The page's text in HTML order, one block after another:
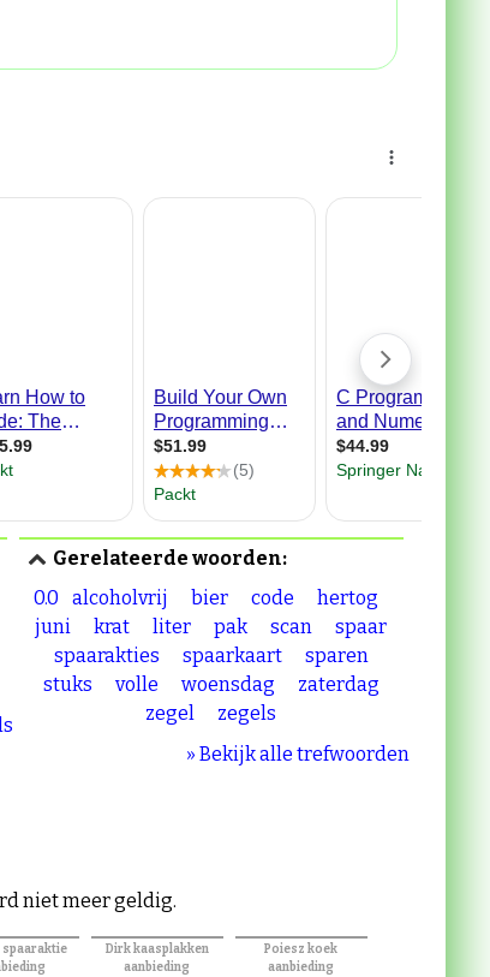
Gerelateerde woorden:
0.0
alcoholvrij bier code
hertog
juni
krat liter pak scan
spaar
spaarakties
spaarkaart
sparen
stuks
volle woensdag
zaterdag
zegel
zegels
» Bekijk alle trefwoorden
niet meer geldig.
spaaraktie
Dirk kaasplakken
aanbieding
Poiesz koek
aanbieding